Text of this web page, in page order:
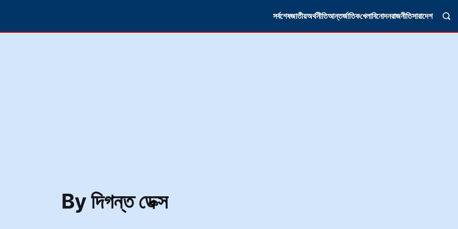
সর্বশেষজাতীয়অর্থনীতিআন্তর্জাতিকখেলাবিনোদনরাজনীতিসারাদেশ
By দিগন্ত ডেক্স